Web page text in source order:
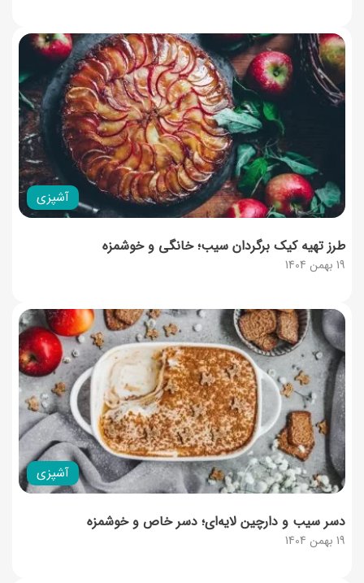
آشپزی
19 بهمن 1404
طرز تهیه کیک برگردان سیب؛ خانگی و خوشمزه
آشپزی
19 بهمن 1404
دسر سیب و دارچین لایه‌ای؛ دسر خاص و خوشمزه